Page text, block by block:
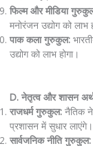
फिल्म और मीडिया
मनोरंजन उद्योग को लाभ
पाक कला गुरुकुल:
उद्योग को लाभ होगा।
D. नेतृत्व और शासन
राजधर्म गुरुकुल:नैतिक
प्रशासन में सुधार लाएंगे।
सार्वजनिक नीति गुरुकुल: